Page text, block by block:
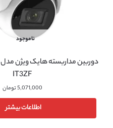
ناموجود
IT3ZF
5,071,000تومان
اطلاعات بیشتر